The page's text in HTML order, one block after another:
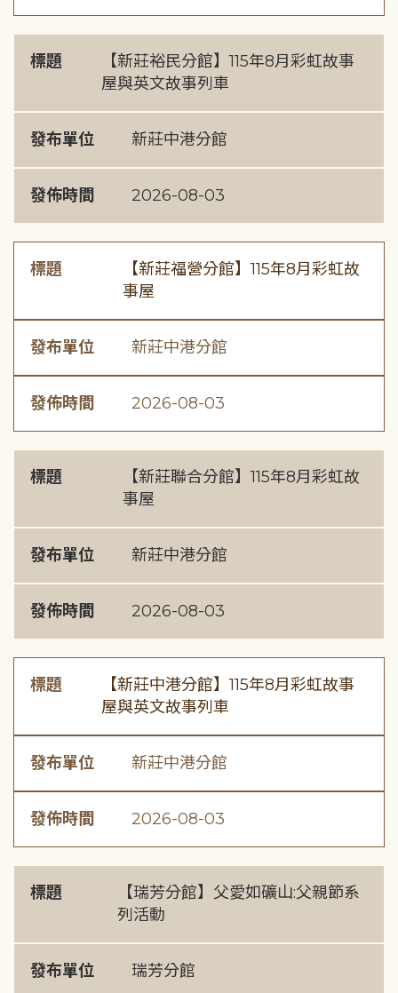
標題
【新莊裕民分館】115年8月彩虹故事
屋與英文故事列車
發布單位 新莊中港分館
發佈時間 2026-08-03
標題
【新莊福營分館】115年8月彩虹故
事屋
發布單位 新莊中港分館
發佈時間 2026-08-03
標題
【新莊聯合分館】115年8月彩虹故
事屋
發布單位 新莊中港分館
發佈時間 2026-08-03
標題
【新莊中港分館】115年8月彩虹故事
屋與英文故事列車
發布單位 新莊中港分館
發佈時間 2026-08-03
標題
【瑞芳分館】父愛如礦山:父親節系
列活動
發布單位 瑞芳分館